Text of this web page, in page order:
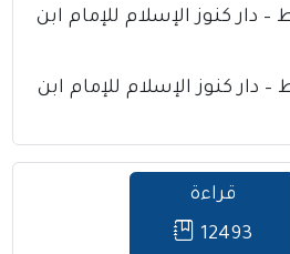
المغني ج14 ط – دار كنوز الإسلام للإمام ابن
المغني ج13 ط – دار كنوز الإسلام للإمام ابن
قراءة
12493